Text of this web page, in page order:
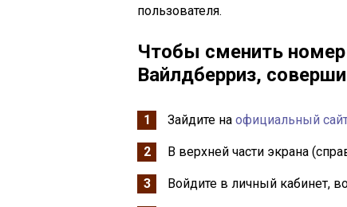
пользователя.
Чтобы сменить
Вайлдберриз,
Зайдите на официальный
В верхней части экрана
Войдите в личный кабинет,